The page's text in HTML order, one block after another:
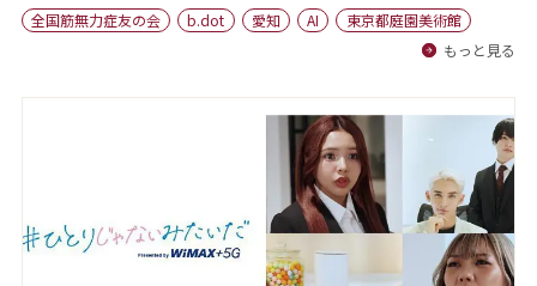
会社概要
全国筋無力症友の会
b.dot 愛知 AI
東京都庭園美術館
もっと見る